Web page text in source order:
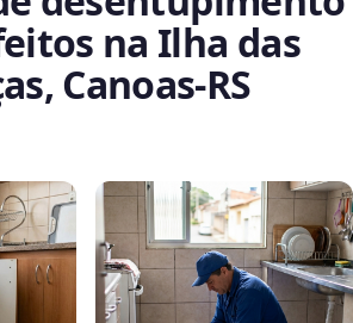
na Ilha das
Canoas‑RS